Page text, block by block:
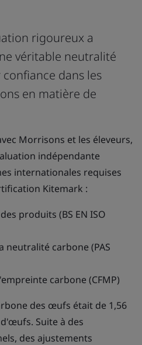
rigoureux a
véritable neutralité
dans les
en matière de
Morrisons et les éleveurs,
indépendante
internationales requises
Kitemark :
produits (BS EN ISO
neutralité carbone (PAS
carbone (CFMP)
des œufs était de 1,56
Suite à des
des ajustements